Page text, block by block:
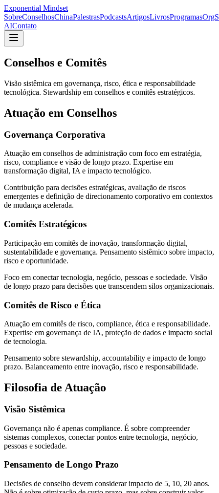
Exponential Mindset
SobreConselhosChinaPalestrasPodcastsArtigosLivrosProgramas
AIContato
Conselhos e Comitês
Visão sistêmica em governança, risco, ética e responsabilidade
tecnológica. Stewardship em conselhos e comitês estratégicos.
Atuação em Conselhos
Governança Corporativa
Atuação em conselhos de administração com foco em estratégia,
risco, compliance e visão de longo prazo. Expertise em
transformação digital, IA e impacto tecnológico.
Contribuição para decisões estratégicas, avaliação de riscos
emergentes e definição de direcionamento corporativo em contextos
de mudança acelerada.
Comitês Estratégicos
Participação em comitês de inovação, transformação digital,
sustentabilidade e governança. Pensamento sistêmico sobre impacto,
risco e oportunidade.
Foco em conectar tecnologia, negócio, pessoas e sociedade. Visão
de longo prazo para decisões que transcendem silos organizacionais.
Comitês de Risco e Ética
Atuação em comitês de risco, compliance, ética e responsabilidade.
Expertise em governança de IA, proteção de dados e impacto social
de tecnologia.
Pensamento sobre stewardship, accountability e impacto de longo
prazo. Balanceamento entre inovação, risco e responsabilidade.
Filosofia de Atuação
Visão Sistêmica
Governança não é apenas compliance. É sobre compreender
sistemas complexos, conectar pontos entre tecnologia, negócio,
pessoas e sociedade.
Pensamento de Longo Prazo
Decisões de conselho devem considerar impacto de 5, 10, 20 anos.